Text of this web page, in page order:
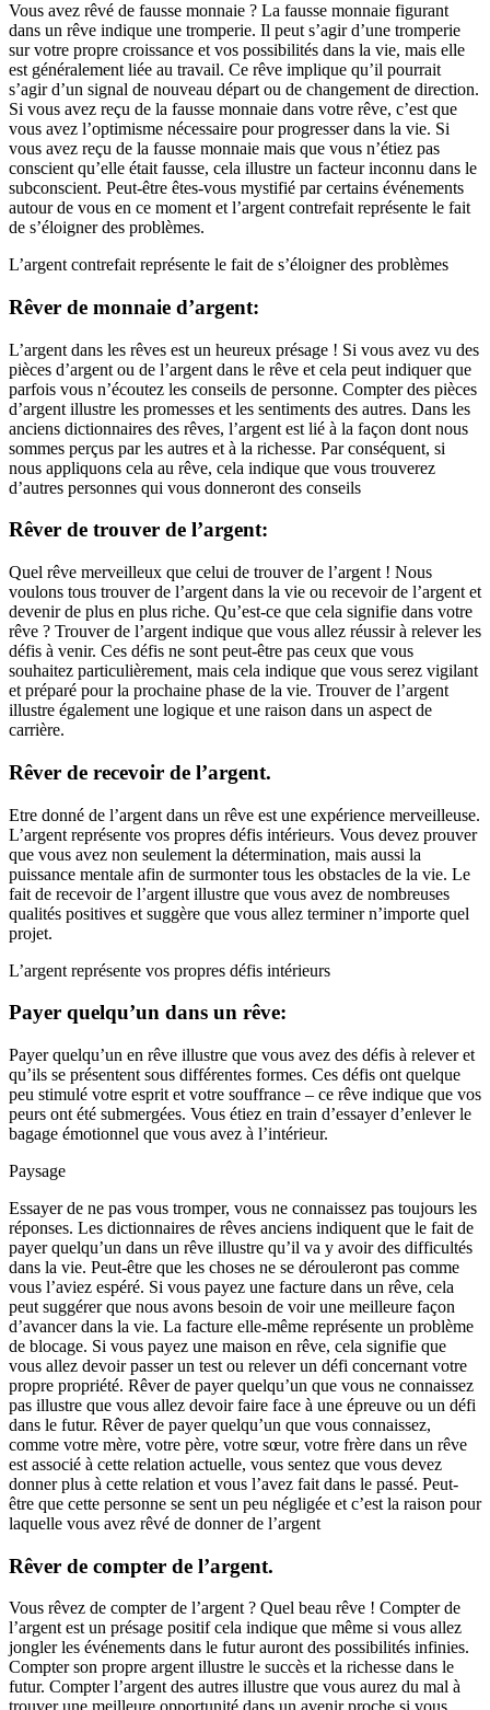
Vous avez rêvé de fausse monnaie ? La fausse monnaie figurant
dans un rêve indique une tromperie. Il peut s’agir d’une tromperie
sur votre propre croissance et vos possibilités dans la vie, mais elle
est généralement liée au travail. Ce rêve implique qu’il pourrait
s’agir d’un signal de nouveau départ ou de changement de direction.
Si vous avez reçu de la fausse monnaie dans votre rêve, c’est que
vous avez l’optimisme nécessaire pour progresser dans la vie. Si
vous avez reçu de la fausse monnaie mais que vous n’étiez pas
conscient qu’elle était fausse, cela illustre un facteur inconnu dans le
subconscient. Peut-être êtes-vous mystifié par certains événements
autour de vous en ce moment et l’argent contrefait représente le fait
de s’éloigner des problèmes.
L’argent contrefait représente le fait de s’éloigner des problèmes
Rêver de monnaie d’argent:
L’argent dans les rêves est un heureux présage ! Si vous avez vu des
pièces d’argent ou de l’argent dans le rêve et cela peut indiquer que
parfois vous n’écoutez les conseils de personne. Compter des pièces
d’argent illustre les promesses et les sentiments des autres. Dans les
anciens dictionnaires des rêves, l’argent est lié à la façon dont nous
sommes perçus par les autres et à la richesse. Par conséquent, si
nous appliquons cela au rêve, cela indique que vous trouverez
d’autres personnes qui vous donneront des conseils
Rêver de trouver de l’argent:
Quel rêve merveilleux que celui de trouver de l’argent ! Nous
voulons tous trouver de l’argent dans la vie ou recevoir de l’argent et
devenir de plus en plus riche. Qu’est-ce que cela signifie dans votre
rêve ? Trouver de l’argent indique que vous allez réussir à relever les
défis à venir. Ces défis ne sont peut-être pas ceux que vous
souhaitez particulièrement, mais cela indique que vous serez vigilant
et préparé pour la prochaine phase de la vie. Trouver de l’argent
illustre également une logique et une raison dans un aspect de
carrière.
Rêver de recevoir de l’argent.
Etre donné de l’argent dans un rêve est une expérience merveilleuse.
L’argent représente vos propres défis intérieurs. Vous devez prouver
que vous avez non seulement la détermination, mais aussi la
puissance mentale afin de surmonter tous les obstacles de la vie. Le
fait de recevoir de l’argent illustre que vous avez de nombreuses
qualités positives et suggère que vous allez terminer n’importe quel
projet.
L’argent représente vos propres défis intérieurs
Payer quelqu’un dans un rêve:
Payer quelqu’un en rêve illustre que vous avez des défis à relever et
qu’ils se présentent sous différentes formes. Ces défis ont quelque
peu stimulé votre esprit et votre souffrance – ce rêve indique que vos
peurs ont été submergées. Vous étiez en train d’essayer d’enlever le
bagage émotionnel que vous avez à l’intérieur.
Paysage
Essayer de ne pas vous tromper, vous ne connaissez pas toujours les
réponses. Les dictionnaires de rêves anciens indiquent que le fait de
payer quelqu’un dans un rêve illustre qu’il va y avoir des difficultés
dans la vie. Peut-être que les choses ne se dérouleront pas comme
vous l’aviez espéré. Si vous payez une facture dans un rêve, cela
peut suggérer que nous avons besoin de voir une meilleure façon
d’avancer dans la vie. La facture elle-même représente un problème
de blocage. Si vous payez une maison en rêve, cela signifie que
vous allez devoir passer un test ou relever un défi concernant votre
propre propriété. Rêver de payer quelqu’un que vous ne connaissez
pas illustre que vous allez devoir faire face à une épreuve ou un défi
dans le futur. Rêver de payer quelqu’un que vous connaissez,
comme votre mère, votre père, votre sœur, votre frère dans un rêve
est associé à cette relation actuelle, vous sentez que vous devez
donner plus à cette relation et vous l’avez fait dans le passé. Peut-
être que cette personne se sent un peu négligée et c’est la raison pour
laquelle vous avez rêvé de donner de l’argent
Rêver de compter de l’argent.
Vous rêvez de compter de l’argent ? Quel beau rêve ! Compter de
l’argent est un présage positif cela indique que même si vous allez
jongler les événements dans le futur auront des possibilités infinies.
Compter son propre argent illustre le succès et la richesse dans le
futur. Compter l’argent des autres illustre que vous aurez du mal à